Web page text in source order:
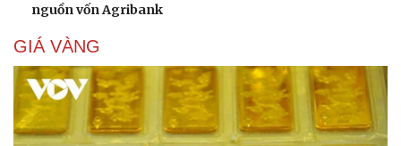
nguồn vốn Agribank
GIÁ VÀNG